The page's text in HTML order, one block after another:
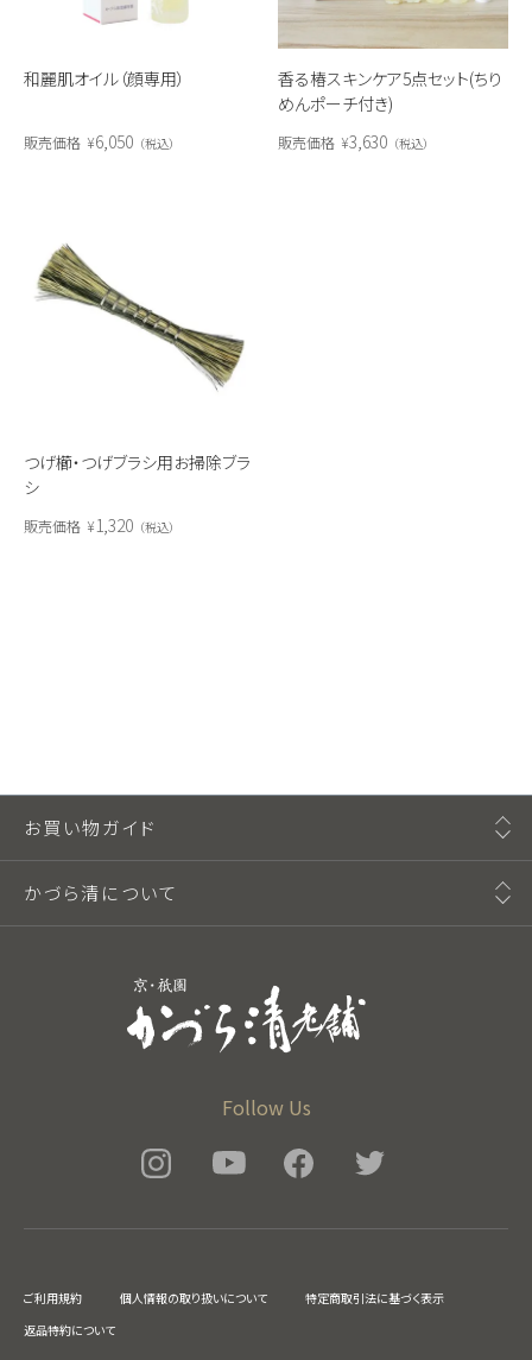
和麗肌オイル（顔専用）
販売価格 ¥6,050 税込
香る椿スキンケア5点セット(ちり
めんポーチ付き)
販売価格 ¥3,630 税込
つげ櫛・つげブラシ用お掃除ブラ
シ
販売価格 ¥1,320 税込
Follow Us
お買い物ガイド
かづら清について
ご利用規約 個人情報の取り扱いについて
特定商取引法に基づく表示
返品特約について